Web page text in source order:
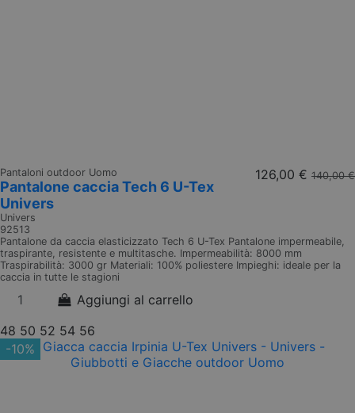
Pantaloni outdoor Uomo
Pantalone caccia Tech 6 U-Tex
Univers
Univers
92513
126,00 € 140,00 €
Pantalone da caccia elasticizzato Tech 6 U-Tex Pantalone impermeabile,
traspirante, resistente e multitasche. Impermeabilità: 8000 mm
Traspirabilità: 3000 gr Materiali: 100% poliestere Impieghi: ideale per la
caccia in tutte le stagioni
Aggiungi al carrello
48 50 52 54 56
-10%